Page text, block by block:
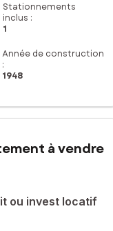
Stationnements
inclus :
1
Année de construction
:
1948
à vendre
ou invest locatif
issu d’une